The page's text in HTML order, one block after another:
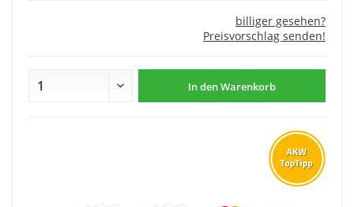
billiger gesehen?
Preisvorschlag senden!
In denWarenkorb